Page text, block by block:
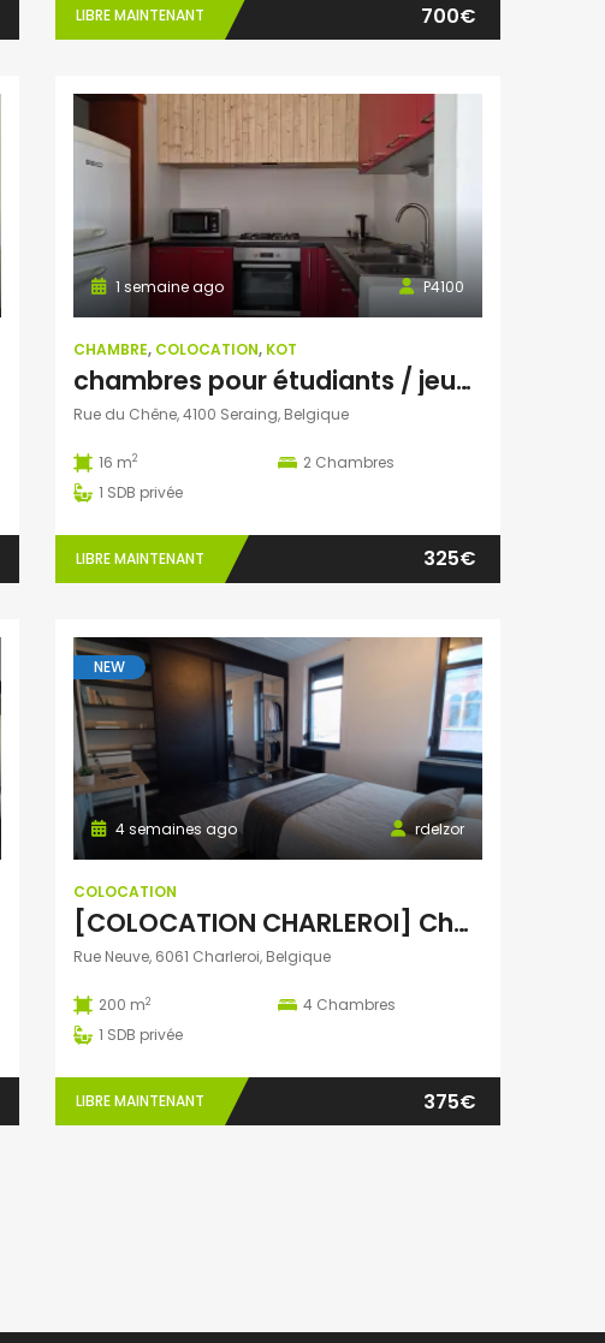
LIBRE MAINTENANT 700€
P4100
1 semaine ago
CHAMBRE, COLOCATION, KOT
chambres pour étudiants / jeunes actifs
Rue du Chêne, 4100 Seraing, Belgique
16 m2 2 Chambres
1 SDB privée
LIBRE MAINTENANT 325€
NEW
rdelzor
4 semaines ago
COLOCATION
[COLOCATION CHARLEROI] Chambres meublées dans une grande maison de 200 m² avec jardin
Rue Neuve, 6061 Charleroi, Belgique
200 m2 4 Chambres
1 SDB privée
LIBRE MAINTENANT 375€